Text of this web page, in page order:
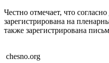
Честно отмечает, что
зарегистрирована на
также зарегистрирована
chesno.org